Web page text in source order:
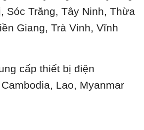
Sóc Trăng, Tây Ninh, Thừa
Giang, Trà Vinh, Vĩnh
cấp thiết bị điện
Lao, Myanmar